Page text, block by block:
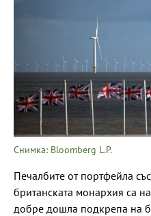
Снимка: Bloomberg L.P.
Печалбите от портфейла
британската монархия са
добре дошла подкрепа на